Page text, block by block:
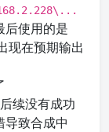
后使用的是
现在预期输出
续没有成功
导致合成中